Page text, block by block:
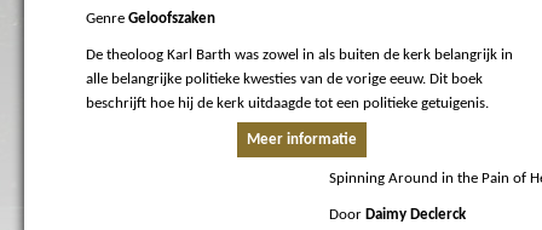
Genre Geloofszaken
De theoloog Karl Barth was zowel in als buiten de kerk belangrijk in
alle belangrijke politieke kwesties van de vorige eeuw. Dit boek
beschrijft hoe hij de kerk uitdaagde tot een politieke getuigenis.
Meer informatie
Spinning Around in the Pain of
Door Daimy Declerck